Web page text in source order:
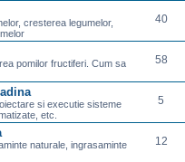
cresterea legumelor,
40
pomilor fructiferi. Cum sa
58
si executie sisteme
etc.
5
naturale, ingrasaminte
12